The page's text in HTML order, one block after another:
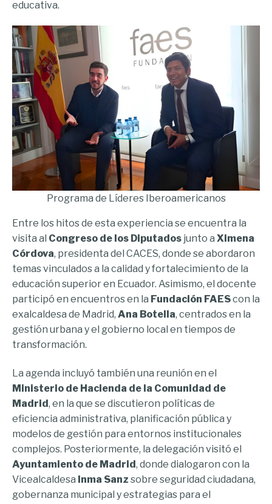
educativa.
Programa de Líderes Iberoamericanos
Entre los hitos de esta experiencia se encuentra la
visita al Congreso de los Diputados junto a Ximena
Córdova, presidenta del CACES, donde se abordaron
temas vinculados a la calidad y fortalecimiento de la
educación superior en Ecuador. Asimismo, el docente
participó en encuentros en la Fundación FAEScon la
exalcaldesa de Madrid, Ana Botella, centrados en la
gestión urbana y el gobierno local en tiempos de
transformación.
La agenda incluyó también una reunión en el
Ministerio de Hacienda de la Comunidad de
Madrid, en la que se discutieron políticas de
eficiencia administrativa, planificación pública y
modelos de gestión para entornos institucionales
complejos. Posteriormente, la delegación visitó el
Ayuntamiento de Madrid, donde dialogaron con la
Vicealcaldesa Inma Sanz sobre seguridad ciudadana,
gobernanza municipal y estrategias para el